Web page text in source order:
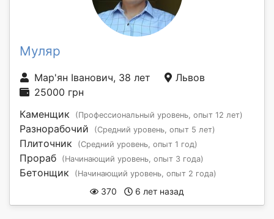
Муляр
Мар'ян Іванович, 38 лет
Львов
25000 грн
Каменщик
(Профессиональный уровень, опыт 12 лет)
Разнорабочий (Средний уровень, опыт 5 лет)
Плиточник (Средний уровень, опыт 1 год)
Прораб (Начинающий уровень, опыт 3 года)
Бетонщик (Начинающий уровень, опыт 2 года)
370 6 лет назад